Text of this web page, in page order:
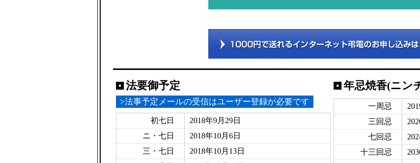
法要御予定
>法事予定メールの受信はユーザー登録が必要です
初七日
2018年9月29日
ニ・七日
2018年10月6日
三・七日
2018年10月13日
年忌焼香(ニン
一周忌
三回忌
七回忌
十三回忌